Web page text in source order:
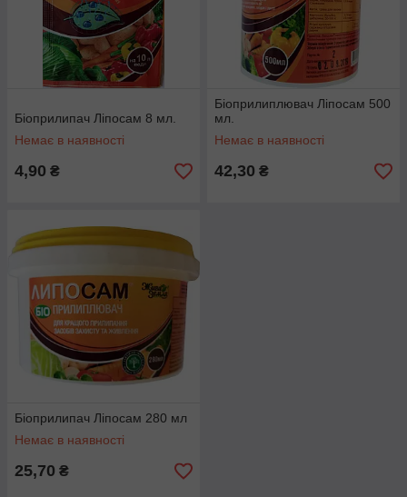
Біоприлипач Ліпосам 8 мл.
Немає в наявності
4,90 ₴
Біоприлиплювач Ліпосам 500
мл.
Немає в наявності
42,30 ₴
Біоприлипач Ліпосам 280 мл
Немає в наявності
25,70 ₴